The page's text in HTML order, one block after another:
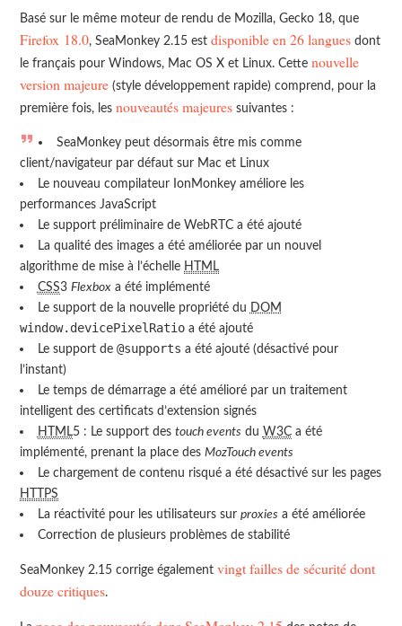
Basé sur le même moteur de rendu de Mozilla, Gecko 18, que
Firefox 18.0, SeaMonkey 2.15 estdisponible en 26 langues dont
le français pour Windows, Mac OS X et Linux. Cettenouvelle
version majeure (style développement rapide) comprend, pour la
première fois, lesnouveautés majeures suivantes :
SeaMonkey peut désormais être mis comme
client/navigateur par défaut sur Mac et Linux
Le nouveau compilateur IonMonkey améliore les
performances JavaScript
Le support préliminaire de WebRTC a été ajouté
La qualité des images a été améliorée par un nouvel
algorithme de mise à l’échelle HTML
CSS3 Flexboxa été implémenté
Le support de la nouvelle propriété du DOM
window.devicePixelRatio a été ajouté
Le support de @supports a été ajouté (désactivé pour
l’instant)
Le temps de démarrage a été amélioré par un traitement
intelligent des certificats d’extension signés
HTML5 : Le support des touch events du W3Ca été
implémenté, prenant la place desMozTouch events
Le chargement de contenu risqué a été désactivé sur les pages
HTTPS
La réactivité pour les utilisateurs sur proxies a été améliorée
Correction de plusieurs problèmes de stabilité
SeaMonkey 2.15 corrige égalementvingt failles de sécurité dont
douze critiques.